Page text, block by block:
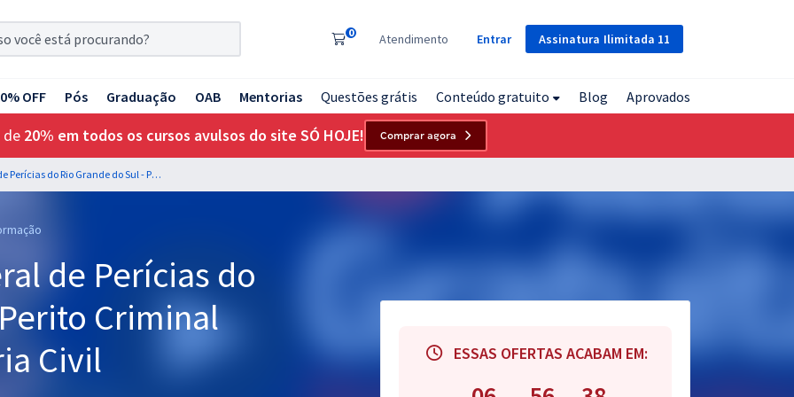
Assinatura Ilimitada 11
0 Atendimento Entrar
OFF Pós Graduação OAB Mentorias Questões grátis Conteúdo gratuito Blog Aprovados
de 20% em todos os cursos avulsos do site SÓ HOJE! Comprar agora
IGP RS - Instituto Geral de Perícias do Rio Grande do Sul - Perito Criminal (Área 04) - Engenharia Civil
de Perícias do
Criminal
Civil
ESSAS OFERTAS ACABAM EM: